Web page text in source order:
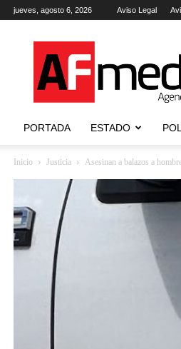
jueves, agosto 6, 2026 Aviso Legal
Agencia
de
Noticias
PORTADA ESTADO
Inicio Justicia Asesinan a balazos a